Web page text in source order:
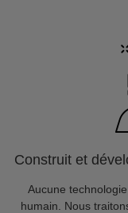
Construit et
Aucune
humain. Nous